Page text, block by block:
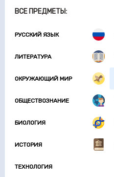
ВСЕ ПРЕДМЕТЫ:
РУССКИЙ ЯЗЫК
ЛИТЕРАТУРА
ОКРУЖАЮЩИЙ МИР
ОБЩЕСТВОЗНАНИЕ
БИОЛОГИЯ
ИСТОРИЯ
ТЕХНОЛОГИЯ